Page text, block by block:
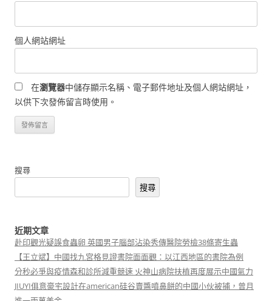
個人網站網址
在瀏覽器中儲存顯示名稱、電子郵件地址及個人網站網址，
以供下次發佈留言時使用。
搜尋
搜尋
近期文章
赴印觀光疑誤食蟲卵 英國男子腦部沾染秀傳醫院勞檢38條寄生蟲
【王立斌】中國找九宮格見證書院面面觀：以江西地區的書院為例
分秒必爭與疫情森和診所減重競速 火神山病院扶植再度展示中國氣力
JIUYI俱意豪宅設計在american硅谷賣醬噴鼻餅的中國小伙被捕，曾月